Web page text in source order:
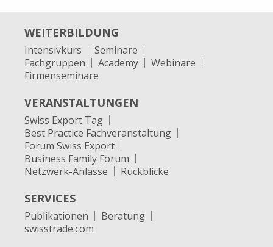
WEITERBILDUNG
Intensivkurs
Seminare
Fachgruppen
Academy
Webinare
Firmenseminare
VERANSTALTUNGEN
Swiss Export Tag
Best Practice Fachveranstaltung
Forum Swiss Export
Business Family Forum
Netzwerk-Anlässe
Rückblicke
SERVICES
Publikationen
Beratung
swisstrade.com